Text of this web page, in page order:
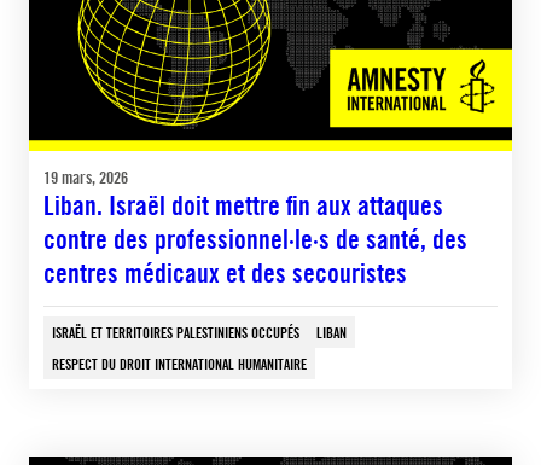
19 mars, 2026
Liban. Israël doit mettre fin aux attaques
contre des professionnel·le·s de santé, des
centres médicaux et des secouristes
ISRAËL ET TERRITOIRES PALESTINIENS OCCUPÉS
LIBAN
RESPECT DU DROIT INTERNATIONAL HUMANITAIRE